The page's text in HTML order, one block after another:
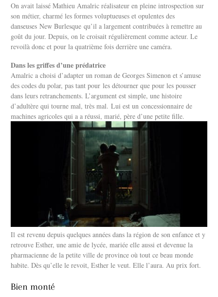
On avait laissé Mathieu Amalric réalisateur en pleine introspection sur
son métier, charmé les formes voluptueuses et opulentes des
danseuses New Burlesque qu’il a largement contribuées à remettre au
goût du jour. Depuis, on le croisait régulièrement comme acteur. Le
revoilà donc et pour la quatrième fois derrière une caméra.
Dans les griffes d’une prédatrice
Amalric a choisi d’adapter un roman de Georges Simenon et s’amuse
des codes du polar, pas tant pour les détourner que pour les pousser
dans leurs retranchements. L’argument est simple, une histoire
d’adultère qui tourne mal, très mal. Lui est un concessionnaire de
machines agricoles qui a a réussi, marié, père d’une petite fille.
Il est revenu depuis quelques années dans la région de son enfance et y
retrouve Esther, une amie de lycée, mariée elle aussi et devenue la
pharmacienne de la petite ville de province où tout ce beau monde
habite. Dès qu’elle le revoit, Esther le veut. Elle l’aura. Au prix fort.
Bien monté